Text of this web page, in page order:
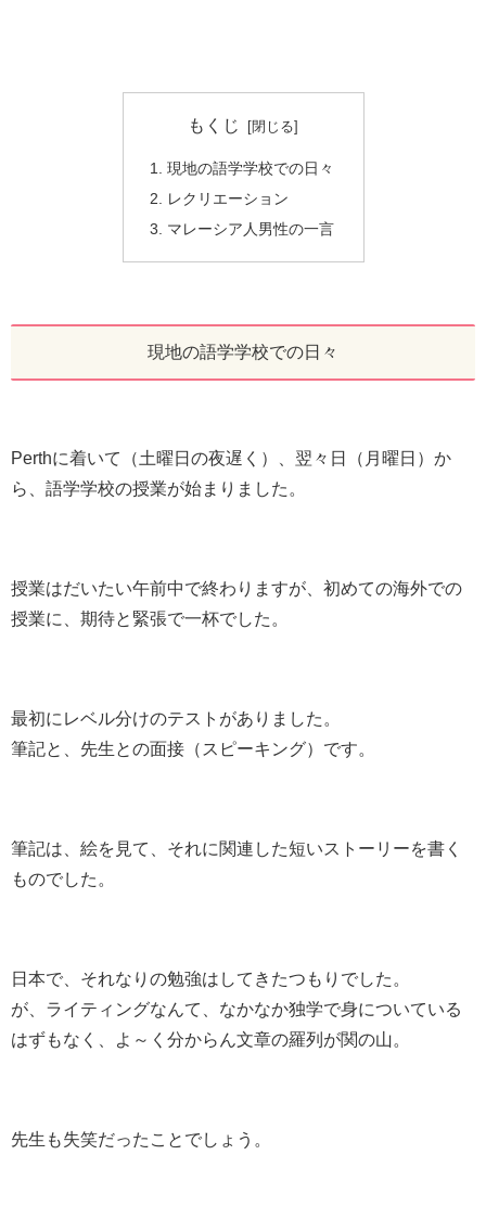
もくじ
現地の語学学校での日々
レクリエーション
マレーシア人男性の一言
現地の語学学校での日々
Perthに着いて（土曜日の夜遅く）、翌々日（月曜日）か
ら、語学学校の授業が始まりました。
授業はだいたい午前中で終わりますが、初めての海外での
授業に、期待と緊張で一杯でした。
最初にレベル分けのテストがありました。
筆記と、先生との面接（スピーキング）です。
筆記は、絵を見て、それに関連した短いストーリーを書く
ものでした。
日本で、それなりの勉強はしてきたつもりでした。
が、ライティングなんて、なかなか独学で身についている
はずもなく、よ～く分からん文章の羅列が関の山。
先生も失笑だったことでしょう。